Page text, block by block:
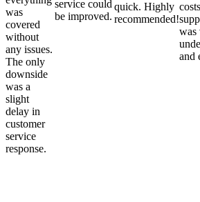
was
covered
without
any issues.
The only
downside
was a
slight
delay in
customer
service
response.
service could
be improved.
quick. Highly
recommended!
was
and